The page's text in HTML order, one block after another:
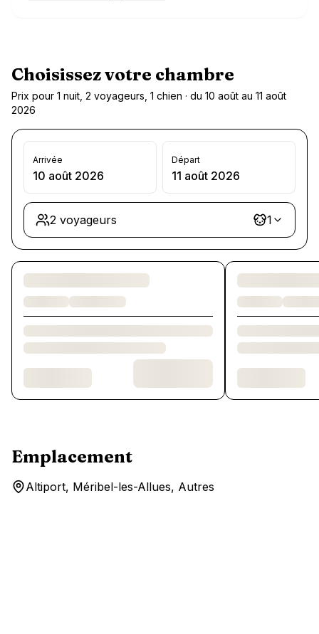
Choisissez votre chambre
Prix pour 1 nuit, 2 voyageurs, 1 chien · du 10 août au 11 août
2026
Arrivée
10 août 2026
Départ
11 août 2026
2 voyageurs 1
Chargement des chambres et des formules…
Emplacement
Altiport, Méribel-les-Allues, Autres